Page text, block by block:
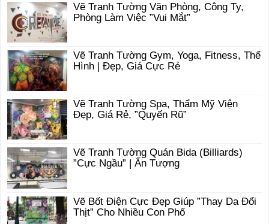
Vẽ Tranh Tường Văn Phòng, Công Ty,
Phòng Làm Việc ”Vui Mắt”
Vẽ Tranh Tường Gym, Yoga, Fitness, Thể
Hình | Đẹp, Giá Cực Rẻ
Vẽ Tranh Tường Spa, Thẩm Mỹ Viện
Đẹp, Giá Rẻ, ”Quyến Rũ”
Vẽ Tranh Tường Quán Bida (Billiards)
”Cực Ngầu” | Ấn Tượng
Vẽ Bốt Điện Cực Đẹp Giúp ”Thay Da Đổi
Thịt” Cho Nhiều Con Phố